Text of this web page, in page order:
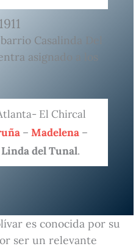
Casalinda Del
asignado a los
El Chircal
– Madelena–
Linda del Tunal.
es conocida por su
ser un relevante